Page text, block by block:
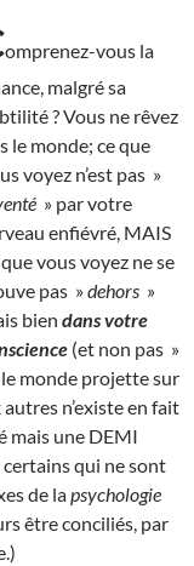
omprenez-vous la
malgré sa
? Vous ne rêvez
le monde; ce que
voyez n’est pas »
» par votre
enfiévré, MAIS
vous voyez ne se
pas »dehors »
bien dans votre
(et non pas »
le monde projette sur
n’existe en fait
mais une DEMI
certains qui ne sont
de lapsychologie
être conciliés, par